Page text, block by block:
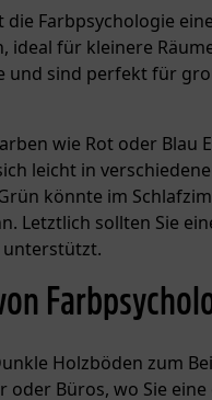
Farbpsychologie
für kleinere
sind perfekt für
wie Rot oder Blau
leicht in
könnte im
Letztlich sollten Sie
unterstützt.
Holzböden zum
Büros, wo Sie